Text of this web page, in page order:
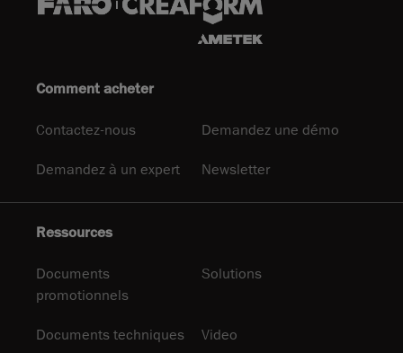
Comment acheter
Contactez-nous Demandez une démo
Demandez à un expert Newsletter
Ressources
Documents
promotionnels
Solutions
Documents techniques Video